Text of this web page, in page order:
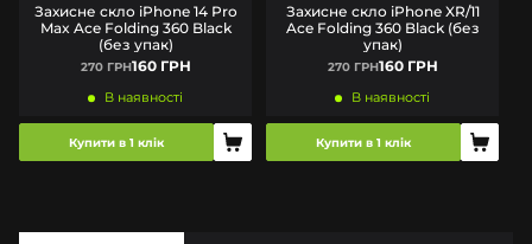
Захисне скло iPhone 14 Pro
Max Ace Folding 360 Black
(без упак)
270 ГРН160 ГРН
В наявності
Купити в 1 клік
Захисне скло iPhone XR/11
Ace Folding 360 Black (без
упак)
270 ГРН160 ГРН
В наявності
Купити в 1 клік